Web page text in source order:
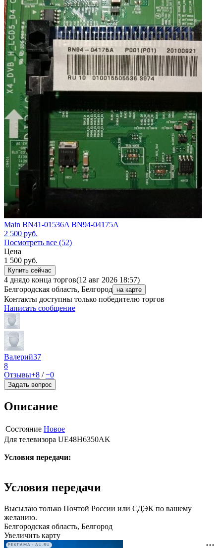
Main BN41-01536A BN94-04175A
2 500 руб.
Посмотреть все (52)
Цена
1 500 руб.
Купить сейчас
4 днядо конца торгов(12 авг 2026 18:57)
Белгородская область, Белгород на карте
Контакты доступны только победителю торгов
Написать сообщение
Валерий37
8
Отзывы+8 /−0
Задать вопрос
Описание
Состояние Новое
Для телевизора UE48H6350AK
Условия передачи:
Условия передачи
Высылаю только Почтой России или СДЭК по вашему
желанию.
Белгородская область, Белгород
Увеличить карту
РЕКЛАМА • AU.RU